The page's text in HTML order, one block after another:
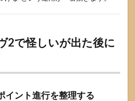
2で怪しいが出た後に
イント進行を整理する